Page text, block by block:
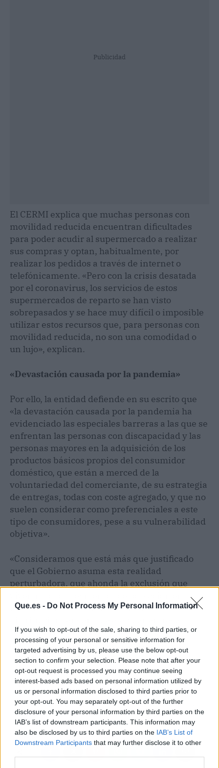
Que.es - Do Not Process My Personal Information
If you wish to opt-out of the sale, sharing to third parties, or
processing of your personal or sensitive information for
targeted advertising by us, please use the below opt-out
section to confirm your selection. Please note that after your
opt-out request is processed you may continue seeing
interest-based ads based on personal information utilized by
us or personal information disclosed to third parties prior to
your opt-out. You may separately opt-out of the further
disclosure of your personal information by third parties on the
IAB’s list of downstream participants. This information may
also be disclosed by us to third parties on the IAB’s List of
Downstream Participants that may further disclose it to other
Publicidad
El CERMI explica que muchas personas con
movilidad reducida encuentran dificultades
para poder acudir al supermercado a realizar
sus compras y optan, habitualmente, por
realizar los pedidos a través de internet o
telefónicamente. «Pero con la crisis desatada
por el coronavirus, los servicios de estos
supermercados de reparto se han visto
sobrepasados y se hace muy difícil o imposible
utilizar estos recursos que, para personas con
movilidad reducida, no son una comodidad o
un lujo», explican.
«Devastación causada por la pandemia»
Por ello, la entidad defiende en su escrito que
«la devastación causada por la pandemia ha
evidenciado las especiales barreras a las que se
enfrentan las personas con discapacidad y las
personas mayores en la adquisición de los
productos básicos propios del consumidor
doméstico, que están a merced de la
voluntariedad del comerciante, de su estrategia
de entregas, todas con coste agregado, y que no
suelen considerar como preferenciales a este
tipo de consumidores, pese a su vulnerabilidad
objetiva».
«Consideramos que está más que justificado
que el Gobierno asuma esta realidad
perturbadora, que ahonda la exclusión que
nuestro país, y las grandes empresas de
domiciliarias gratuitas y preferenciales a los
consumidores vulnerables», recalca el CERMI.
Artículo anterior
Fibrosis quística, la
enfermedad rara de
mayor prevalencia en
países occidentales
Artículo siguiente
Las empresas también
se convierten en
‘guerreras’ contra el
coronavirus